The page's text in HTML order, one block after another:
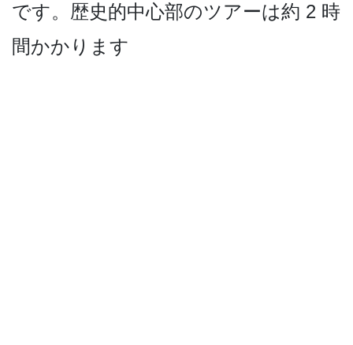
です。歴史的中心部のツアー­は約 2 時
間かかります